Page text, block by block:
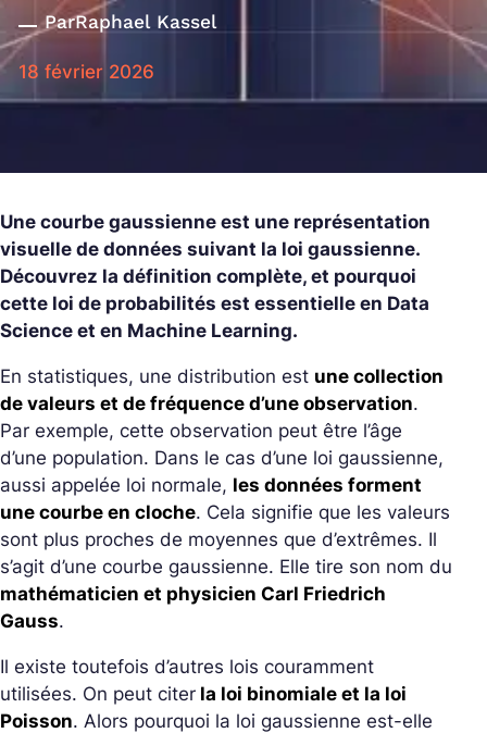
ParRaphael Kassel
18 février 2026
Une courbe gaussienne est une représentation
visuelle de données suivant la loi gaussienne.
Découvrez la définition complète, et pourquoi
cette loi de probabilités est essentielle en Data
Science et en Machine Learning.
En statistiques, une distribution est une collection
de valeurs et de fréquence d’une observation.
Par exemple, cette observation peut être l’âge
d’une population. Dans le cas d’une loi gaussienne,
aussi appelée loi normale, les données forment
une courbe en cloche. Cela signifie que les valeurs
sont plus proches de moyennes que d’extrêmes. Il
s’agit d’une courbe gaussienne. Elle tire son nom du
mathématicien et physicien Carl Friedrich
Gauss.
Il existe toutefois d’autres lois couramment
utilisées. On peut citer la loi binomiale et la loi
Poisson. Alors pourquoi la loi gaussienne est-elle